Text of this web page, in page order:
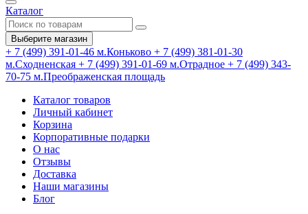
Каталог
Выберите магазин
+ 7 (499) 391-01-46 м.Коньково + 7 (499) 381-01-30
м.Сходненская + 7 (499) 391-01-69 м.Отрадное + 7 (499) 343-
70-75 м.Преображенская площадь
Каталог товаров
Личный кабинет
Корзина
Корпоративные подарки
О нас
Отзывы
Доставка
Наши магазины
Блог